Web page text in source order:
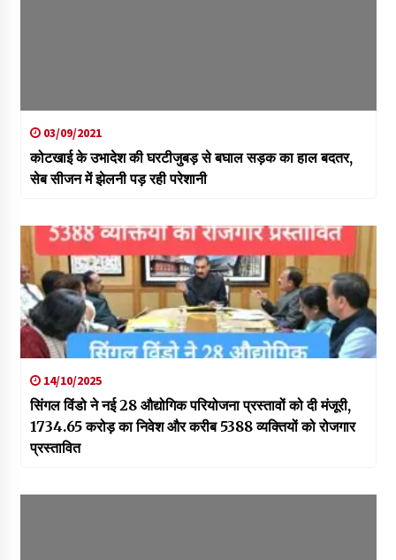
03/09/2021
कोटखाई के उभादेश की घरटीजुबड़ से बघाल सड़क का हाल बदतर,
सेब सीजन में झेलनी पड़ रही परेशानी
14/10/2025
सिंगल विंडो ने नई 28 औद्योगिक परियोजना प्रस्तावों को दी मंजूरी,
1734.65 करोड़ का निवेश और करीब 5388 व्यक्तियों को रोजगार
प्रस्तावित